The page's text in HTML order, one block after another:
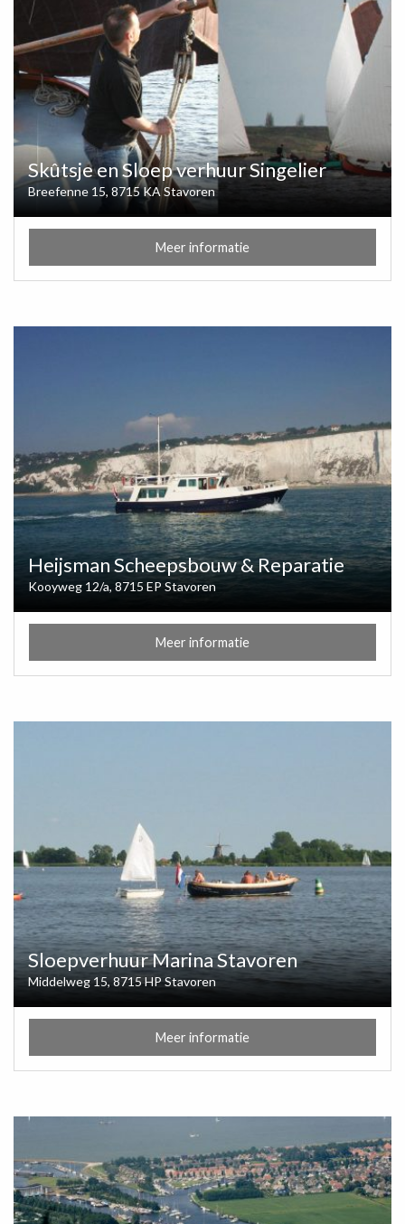
Skûtsje en Sloep verhuur Singelier
Breefenne 15, 8715 KA Stavoren
Meer informatie
Heijsman Scheepsbouw & Reparatie
Kooyweg 12/a, 8715 EP Stavoren
Meer informatie
Sloepverhuur Marina Stavoren
Middelweg 15, 8715 HP Stavoren
Meer informatie